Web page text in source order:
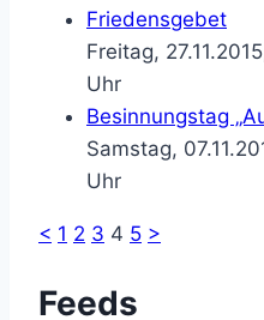
Friedensgebet
Freitag,
Uhr
Besinnungstag
Samstag,
Uhr
< 1 2 3 4 5 >
Feeds